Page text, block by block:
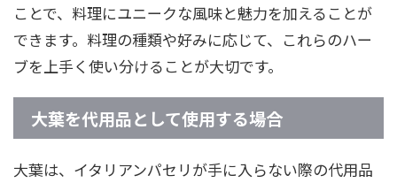
ことで、料理にユニークな風味と魅力を加えることが
できます。料理の種類や好みに応じて、これらのハー
ブを上手く使い分けることが大切です。
大葉を代用品として使用する場合
大葉は、イタリアンパセリが手に入らない際の代用品